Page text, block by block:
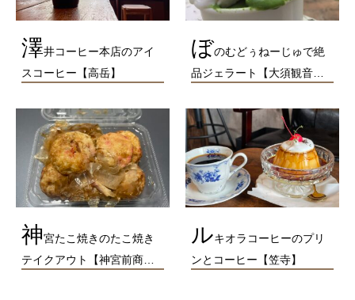
澤井コーヒー本店のアイ
スコーヒー【高岳】
ぼのむどぅねーじゅで絶
品ジェラート【大須観音…
神宮たこ焼きのたこ焼き
テイクアウト【神宮前商…
ルキオラコーヒーのプリ
ンとコーヒー【笠寺】